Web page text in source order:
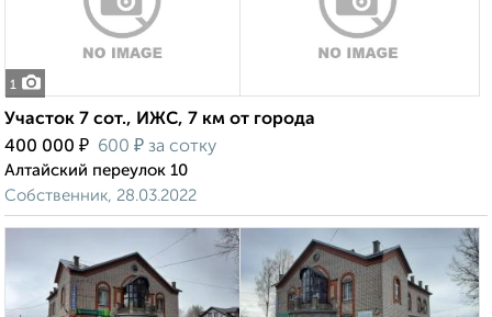
1
Участок 7 сот., ИЖС, 7 км от города
400 000 ₽ 600 ₽ за сотку
Алтайский переулок 10
Собственник, 28.03.2022